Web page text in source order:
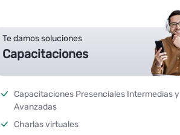
Te damos soluciones
Capacitaciones
Capacitaciones Presenciales Intermedias y
Avanzadas
Charlas virtuales